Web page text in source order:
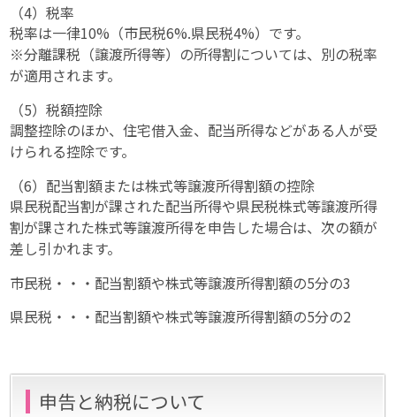
（4）税率
税率は一律10%（市民税6%.県民税4%）です。
※分離課税 （譲渡所得等）の所得割については、別の税率
が適用されます。
（5）税額控除
調整控除のほか、住宅借入金、配当所得などがある人が受
けられる控除です。
（6）配当割額または株式等譲渡所得割額の控除
県民税配当割が課された配当所得や県民税株式等譲渡所得
割が課された株式等譲渡所得を申告した場合は、次の額が
差し引かれます。
市民税・・・配当割額や株式等譲渡所得割額の5分の3
県民税・・・配当割額や株式等譲渡所得割額の5分の2
申告と納税について